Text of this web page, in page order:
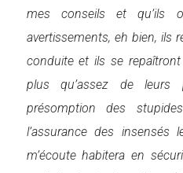
mes conseils et qu’ils
avertissements, eh bien, ils
conduite et ils se repaîtront
plus qu’assez de leurs
présomption des
l’assurance des
m’écoute habitera en